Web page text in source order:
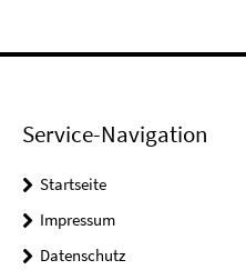
Service-Navigation
Startseite
Impressum
Datenschutz